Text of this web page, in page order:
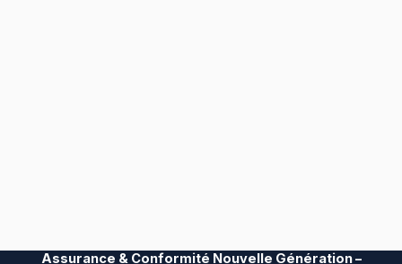
Assurance & Conformité Nouvelle Génération –